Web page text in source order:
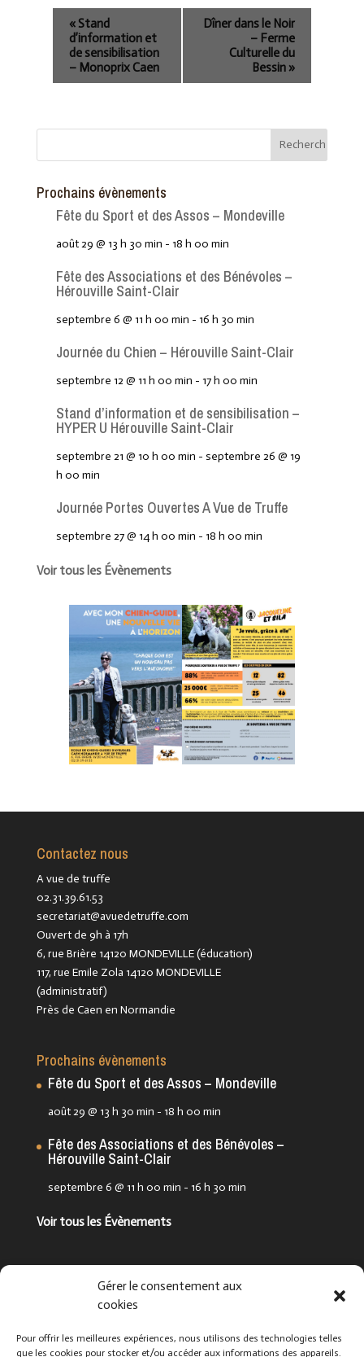
Gérer le consentement aux
cookies
Pour offrir les meilleures expériences, nous utilisons des technologies telles
que les cookies pour stocker et/ou accéder aux informations des appareils.
«Stand
d’information et
de sensibilisation
– Monoprix Caen
Dîner dans le Noir
– Ferme
Culturelle du
Bessin »
Prochains évènements
Fête du Sport et des Assos – Mondeville
août 29 @ 13 h 30 min - 18 h 00 min
Fête des Associations et des Bénévoles –
Hérouville Saint-Clair
septembre 6 @ 11 h 00 min - 16 h 30 min
Journée du Chien – Hérouville Saint-Clair
septembre 12 @ 11 h 00 min - 17 h 00 min
Stand d’information et de sensibilisation –
HYPER U Hérouville Saint-Clair
septembre 21 @ 10 h 00 min - septembre 26 @ 19
h 00 min
Journée Portes Ouvertes A Vue de Truffe
septembre 27 @ 14 h 00 min - 18 h 00 min
Voir tous les Évènements
Contactez nous
A vue de truffe
02.31.39.61.53
secretariat@avuedetruffe.com
Ouvert de 9h à 17h
6, rue Brière 14120 MONDEVILLE (éducation)
117, rue Emile Zola 14120 MONDEVILLE
(administratif)
Près de Caen en Normandie
Prochains évènements
Fête du Sport et des Assos – Mondeville
août 29 @ 13 h 30 min - 18 h 00 min
Fête des Associations et des Bénévoles –
Hérouville Saint-Clair
septembre 6 @ 11 h 00 min - 16 h 30 min
Voir tous les Évènements
Suivez-nous !